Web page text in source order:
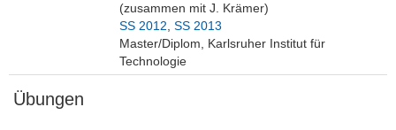
(zusammen mit J. Krämer)
SS 2012 SS 2013
Master/Diplom, Karlsruher Institut für
Technologie
Übungen